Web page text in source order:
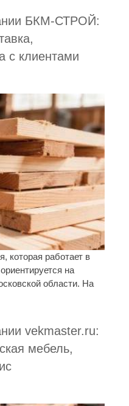
БКМ-СТРОЙ:
с клиентами
работает в
на
области. На
vekmaster.ru:
мебель,